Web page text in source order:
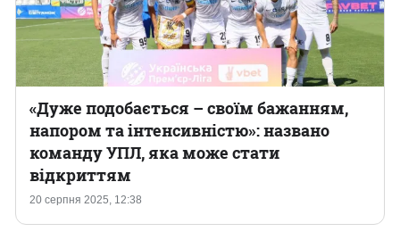
20 серпня 2025, 12:38
«Дуже подобається – своїм бажанням,
напором та інтенсивністю»: названо
команду УПЛ, яка може стати
відкриттям